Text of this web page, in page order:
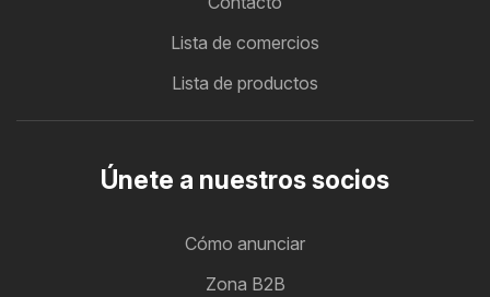
Lista de comercios
Lista de productos
Únete a nuestros socios
Cómo anunciar
Zona B2B